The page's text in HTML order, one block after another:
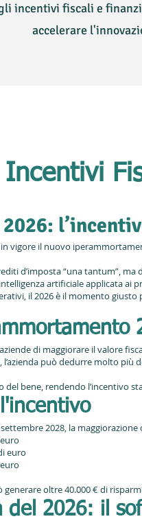
incentivi fiscali e
accelerare
Incentivi
vigore il nuovo
d’imposta “una tantum”,
artificiale applicata ai
il 2026 è il momento
di maggiorare il valore
può dedurre molto
bene, rendendo l’incentivo
2028, la maggiorazione
euro
oltre 40.000 € di
del 2026: il